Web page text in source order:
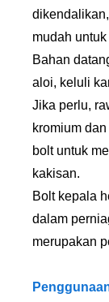
mudah
Bahan
aloi, keluli
Jika perlu,
kromium
bolt untuk
kakisan.
Bolt kepala
dalam
merupakan